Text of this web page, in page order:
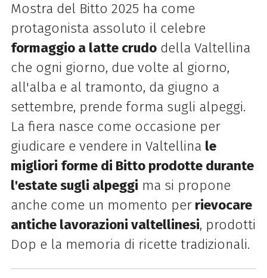
Mostra del Bitto 2025 ha come
protagonista assoluto il celebre
formaggio a latte crudodella Valtellina
che ogni giorno, due volte al giorno,
all'alba e al tramonto, da giugno a
settembre, prende forma sugli alpeggi.
La fiera nasce come occasione per
giudicare e vendere in Valtellina le
migliori forme di Bitto prodotte durante
l'estate sugli alpeggi ma si propone
anche come un momento perrievocare
antiche lavorazioni valtellinesi, prodotti
Dop e la memoria di ricette tradizionali.